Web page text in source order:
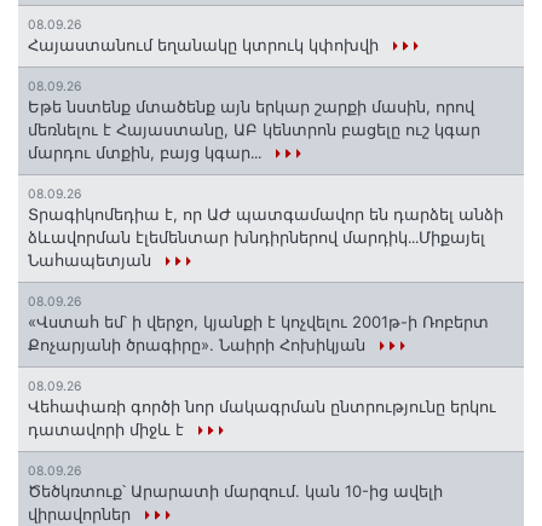
08.09.26
Հայաստանում եղանակը կտրուկ կփոխվի
08.09.26
Եթե նստենք մտածենք այն երկար շարքի մասին, որով
մեռնելու է Հայաստանը, ԱԲ կենտրոն բացելը ուշ կգար
մարդու մտքին, բայց կգար․․․
08.09.26
Տրագիկոմեդիա է, որ ԱԺ պատգամավոր են դարձել անձի
ձևավորման էլեմենտար խնդիրներով մարդիկ․․․Միքայել
Նահապետյան
08.09.26
«Վստահ եմ՝ ի վերջո, կյանքի է կոչվելու 2001թ-ի Ռոբերտ
Քոչարյանի ծրագիրը». Նաիրի Հոխիկյան
08.09.26
Վեհափառի գործի նոր մակագրման ընտրությունը երկու
դատավորի միջև է
08.09.26
Ծեծկռտուք՝ Արարատի մարզում. կան 10-ից ավելի
վիրավորներ